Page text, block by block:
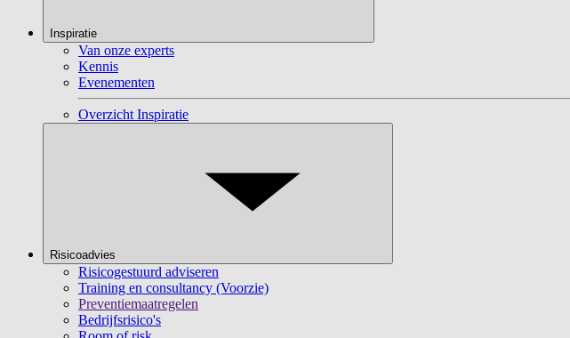
Inspiratie
Van onze experts
Kennis
Evenementen
Overzicht Inspiratie
Risicoadvies
Risicogestuurd adviseren
Training en consultancy (Voorzie)
Preventiemaatregelen
Bedrijfsrisico's